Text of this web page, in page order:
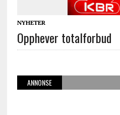
NYHETER
Opphever totalforbud
ANNONSE